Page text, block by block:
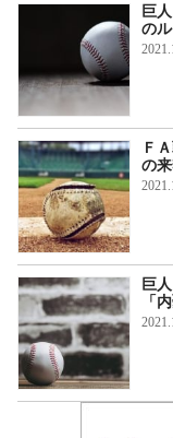
巨
の
Ｆ
の
巨
「